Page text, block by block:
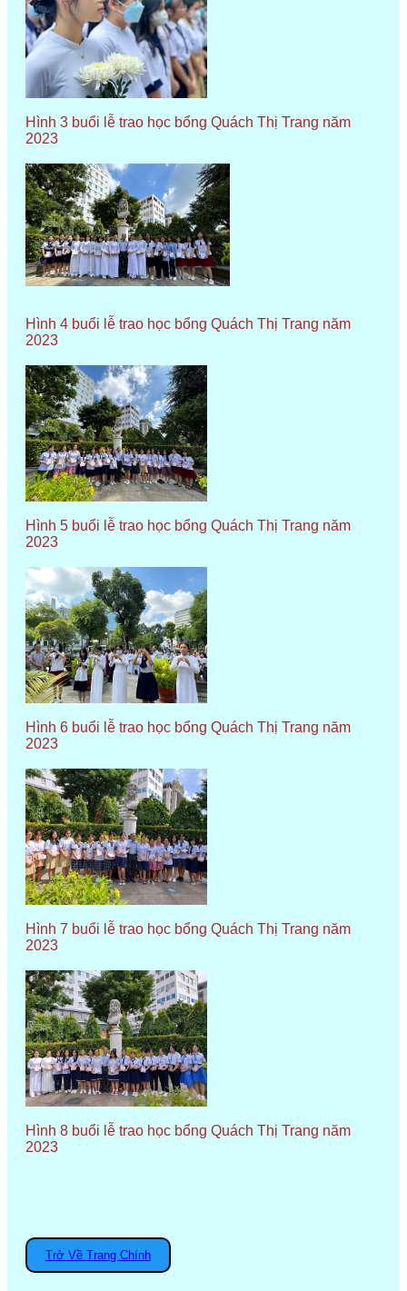
Hình 3 buổi lễ trao học bổng Quách Thị Trang năm
2023
Hình 4 buổi lễ trao học bổng Quách Thị Trang năm
2023
Hình 5 buổi lễ trao học bổng Quách Thị Trang năm
2023
Hình 6 buổi lễ trao học bổng Quách Thị Trang năm
2023
Hình 7 buổi lễ trao học bổng Quách Thị Trang năm
2023
Hình 8 buổi lễ trao học bổng Quách Thị Trang năm
2023
Trở Về Trang Chính